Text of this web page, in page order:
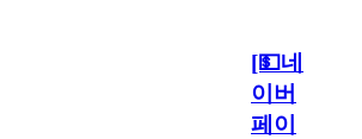
[💵네
이버
페이